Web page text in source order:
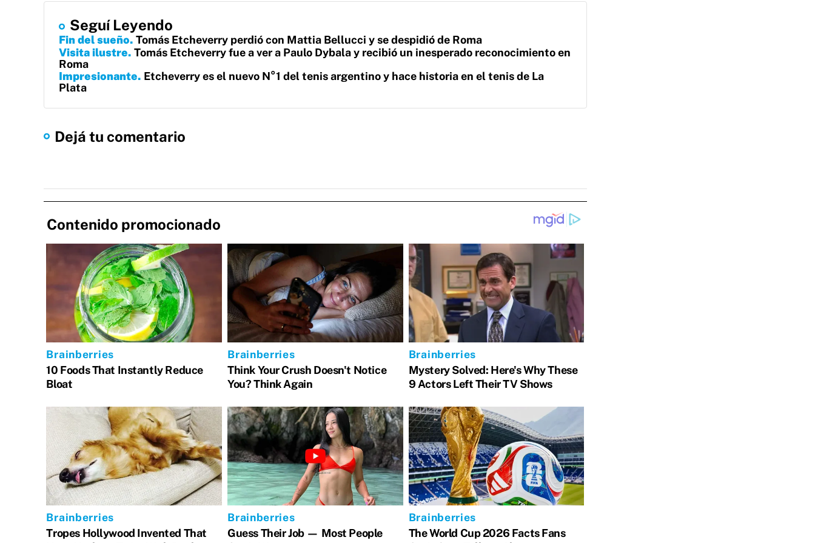
Seguí Leyendo
Fin del sueño Tomás Etcheverry perdió con Mattia Bellucci y se despidió de Roma
Visita ilustre Tomás Etcheverry fue a ver a Paulo Dybala y recibió un inesperado reconocimiento en
Roma
Impresionante Etcheverry es el nuevo N°1 del tenis argentino y hace historia en el tenis de La
Plata
Dejá tu comentario